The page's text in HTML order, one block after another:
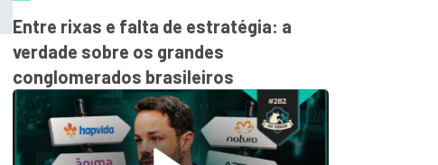
Entre rixas e falta de estratégia: a
verdade sobre os grandes
conglomerados brasileiros